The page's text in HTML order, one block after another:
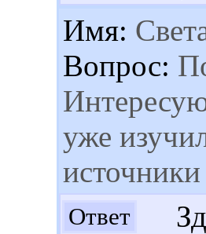
Имя:
Вопрос:
уже
Ответ